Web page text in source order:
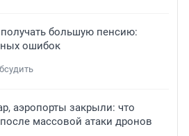
большую пенсию:
ошибок
аэропорты закрыли: что
массовой атаки дронов